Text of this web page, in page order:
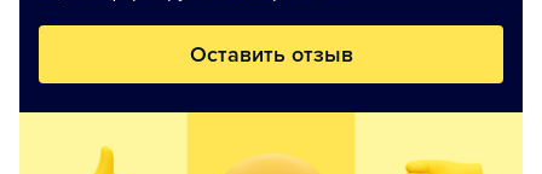
Оставить отзыв